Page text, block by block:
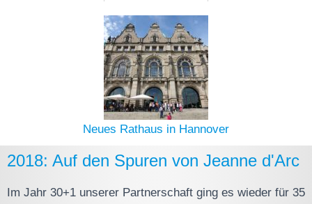
Neues Rathaus in Hannover
2018: Auf den Spuren von Jeanne d'Arc
Im Jahr 30+1 unserer Partnerschaft ging es wieder für 35